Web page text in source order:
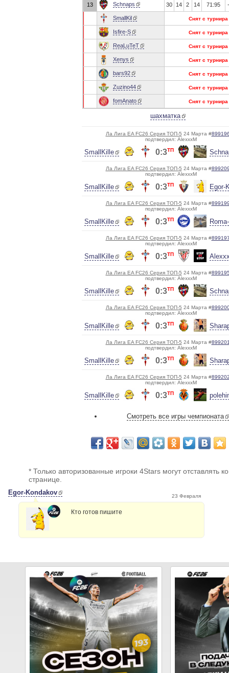
13 Schnaps 30 14 2 14 71:95
SmallKil Снят с турнира
Isfire-S Снят с турнира
ReaLuTeT Снят с турнира
Xenys Снят с турнира
bars92 Снят с турнира
Zuzino44 Снят с турнира
fomAnato Снят с турнира
шахматка
Ла Лига EA FC26 Серия ТОП-5 24 Марта #
подтвердил: AlexxxM
SmallKille 0:3ТП
Ла Лига EA FC26 Серия ТОП-5 24 Марта #
подтвердил: AlexxxM
SmallKille 0:3ТП Egor-
Ла Лига EA FC26 Серия ТОП-5 24 Марта #
подтвердил: AlexxxM
SmallKille 0:3ТП
Ла Лига EA FC26 Серия ТОП-5 24 Марта #
подтвердил: AlexxxM
SmallKille 0:3ТП
Ла Лига EA FC26 Серия ТОП-5 24 Марта #
подтвердил: AlexxxM
SmallKille 0:3ТП
Ла Лига EA FC26 Серия ТОП-5 24 Марта #
подтвердил: AlexxxM
SmallKille 0:3ТП
Ла Лига EA FC26 Серия ТОП-5 24 Марта #
подтвердил: AlexxxM
SmallKille 0:3ТП
Ла Лига EA FC26 Серия ТОП-5 24 Марта #
подтвердил: AlexxxM
SmallKille 0:3ТП
Смотреть все игры чемпионата
* Только авторизованные игроки 4Stars могут отставлять
странице.
Egor-Kondakov 23 Февраля
Кто готов пишите